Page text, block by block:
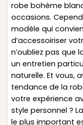
robe bohème
occasions.
modèle qui
d’accessoiriser
n’oubliez pas que
un entretien
naturelle. Et vous,
tendance de la
votre expérience
style personnel ?
le plus important